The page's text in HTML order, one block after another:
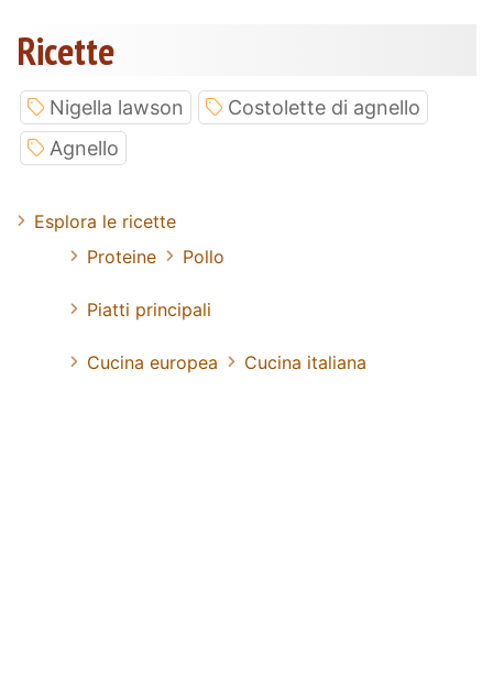
Ricette
Nigella lawson
Costolette di agnello
Agnello
Esplora le ricette
Proteine
Pollo
Piatti principali
Cucina europea Cucina italiana